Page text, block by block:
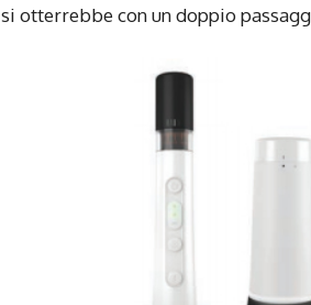
otterrebbe con un doppio